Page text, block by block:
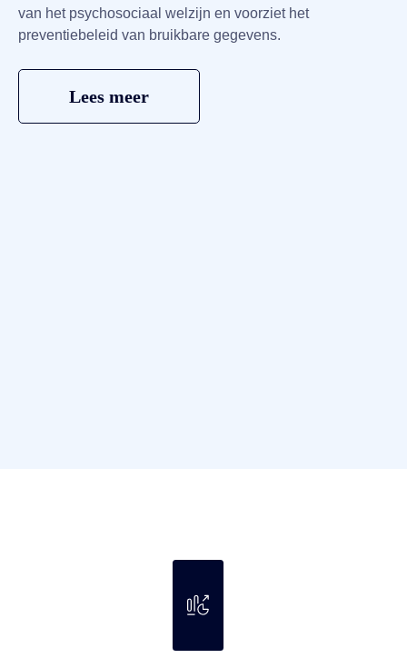
van het psychosociaal welzijn en voorziet het
preventiebeleid van bruikbare gegevens.
Lees meer